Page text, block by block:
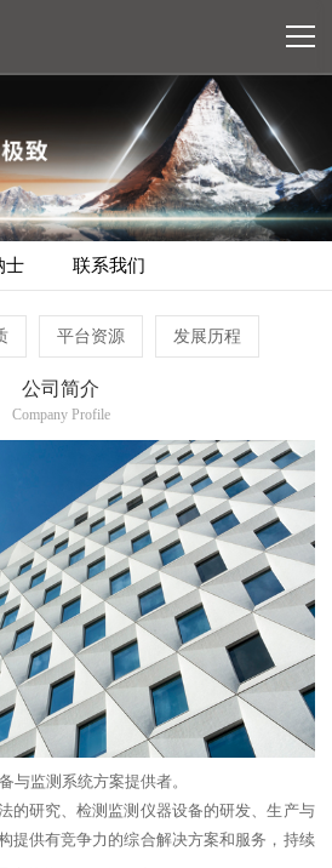
士 联系我们
平台资源 发展历程
公司简介
Company Profile
与监测系统方案提供者。
的研究、检测监测仪器设备的研发、生产与
提供有竞争力的综合解决方案和服务，持续